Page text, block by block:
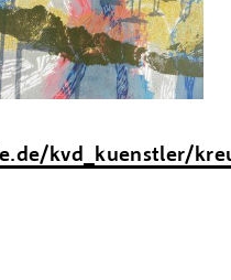
kvd_kuenstler/